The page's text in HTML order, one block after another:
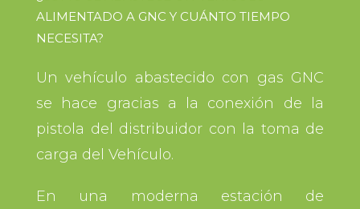
ALIMENTADO A GNC Y CUÁNTO TIEMPO
NECESITA?
Un vehículo abastecido con gas GNC
se hace gracias a la conexión de la
pistola del distribuidor con la toma de
carga del Vehículo.
En una moderna estación de